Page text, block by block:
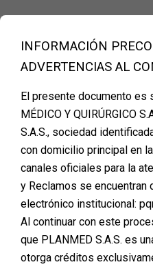
Financiación
– PLANMED
ZONA
Posted on
INFORMACIÓN
ADVERTENCIAS AL
El presente documento es
MÉDICO Y QUIRÚRGICO
S.A.S., sociedad
con domicilio principal en
canales oficiales para la
y Reclamos se
electrónico institucional:
Al continuar con este
que PLANMED S.A.S. es
otorga créditos